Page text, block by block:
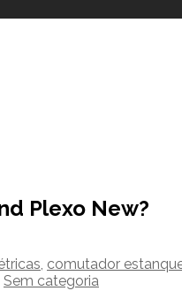
Plexo New?
, comutador
Sem categoria